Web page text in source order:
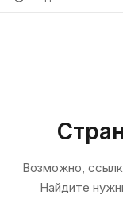
Возможно,
Найдите